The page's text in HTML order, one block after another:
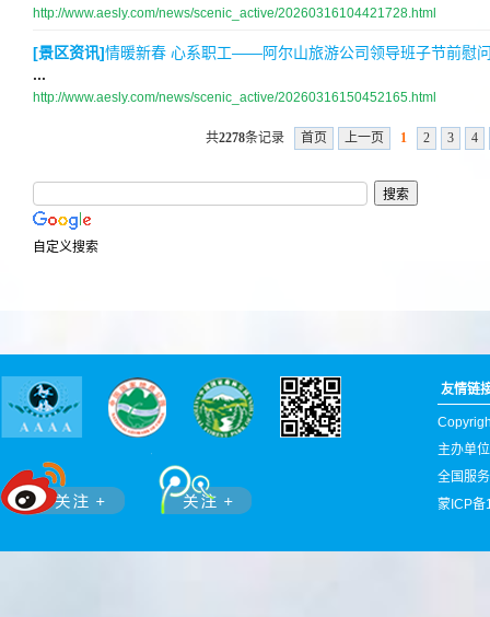
http://www.aesly.com/news/scenic_active/20260316104421728.html
[景区资讯]情暖新春 心系职工——阿尔山旅游公司领导班子节前慰
...
http://www.aesly.com/news/scenic_active/20260316150452165.html
共2278条记录 首页 上一页 1 2 3 4
自定义搜索
友情链
主办单
全国服
蒙ICP